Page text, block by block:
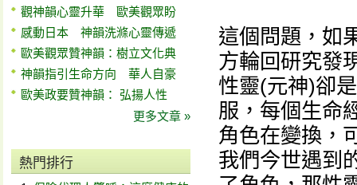
觀神韻心靈升華 歐美觀眾盼
感動日本 神韻洗滌心靈傳遞
歐美觀眾贊神韻：樹立文化典
神韻指引生命方向 華人自豪
歐美政要贊神韻： 弘揚人性
更多文章 »
熱門排行
這個問題，如
方輪回研究發
性靈(元神)卻
服，每個生命
角色在變換，
我們今世遇到